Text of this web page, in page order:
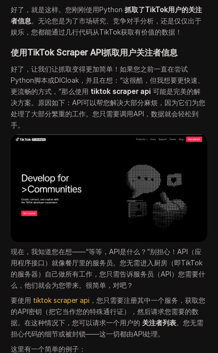
好了，就是这样。您刚刚使用Python抓取了TikTok用户的关注
者信息。无论您是为了市场研究、竞争对手分析，还是仅仅出于
娱乐，您都能通过几行代码从TikTok获取有价值的数据！
使用TikTok Scraper API抓取用户关注者信息
好了，让我们让抓取变得更加简单！如果您之前一直在尝试
Python脚本或DICloak，并且在想：“这很酷，但我想要更快速、
更流畅的方式，”那么使用 tiktok scraper api 可能是完美的解
决方案。原因如下：API可以帮您解决大部分麻烦，因为它们为您
处理了大部分繁重的工作。您只需要调用API，数据就会轻松到
手。
现在，我知道您在想——“等等，API是什么？”别担心！API（应
用程序接口）就像餐厅里的服务员。您无需进入厨房（即TikTok
的服务器）自己做所有工作，您只需告诉服务员（API）您需要什
么，他们就会为您带来。很简单，对吧？
要使用 tiktok scraper api ，您只需要注册其中一个服务，获取您
的API密钥（把它当作您的特殊通行证），然后请求您需要的数
据。在这种情况下，您可以请求一个用户的 关注者列表。您无需
担心代码的细节或被封锁——这一切都由API处理。
这里有一个简单的例子：